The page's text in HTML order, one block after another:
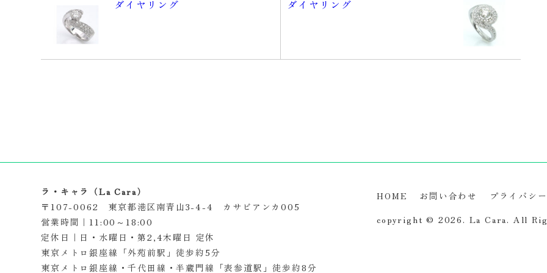
ダイヤリング ダイヤリング
ラ・キャラ（La Cara）
〒107-0062 東京都港区南青山3-4-4 カサビアンカ005
営業時間｜11:00～18:00
定休日｜日・水曜日・第2,4木曜日 定休
東京メトロ銀座線「外苑前駅」徒歩約5分
東京メトロ銀座線・千代田線・半蔵門線「表参道駅」徒歩約8分
HOME お問い合わせ プライバシ
copyright © 2026. La Cara. All